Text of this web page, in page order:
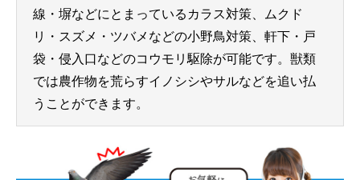
線・塀などにとまっているカラス対策、ムクド
リ・スズメ・ツバメなどの小野鳥対策、軒下・戸
袋・侵入口などのコウモリ駆除が可能です。獣類
では農作物を荒らすイノシシやサルなどを追い払
うことができます。